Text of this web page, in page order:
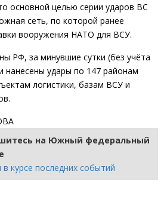
основной целью серии ударов ВС
сеть, по которой ранее
вооружения НАТО для ВСУ.
РФ, за минувшие сутки (без учёта
нанесены удары по 147 районам
логистики, базам ВСУ и
на Южный федеральный
курсе последних событий